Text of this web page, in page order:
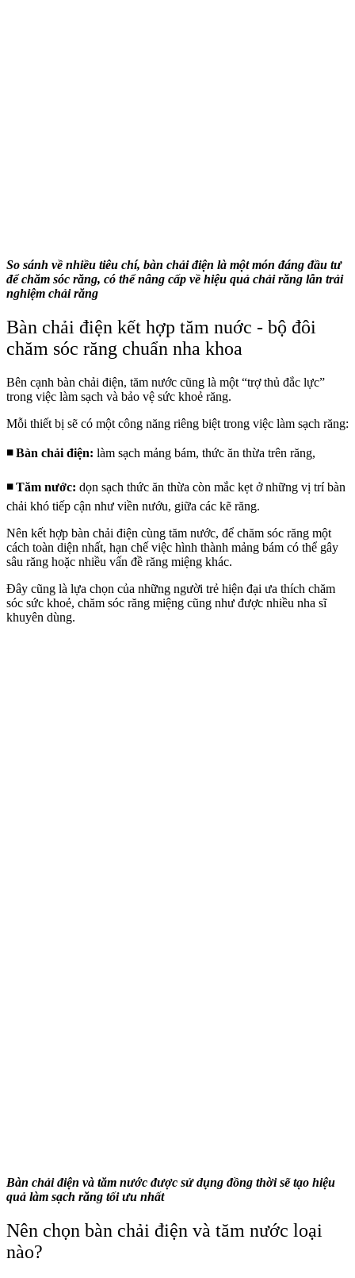
So sánh về nhiều tiêu chí, bàn chải điện là một món đáng đầu tư
để chăm sóc răng, có thể nâng cấp về hiệu quả chải răng lẫn trải
nghiệm chải răng
Bàn chải điện kết hợp tăm nuớc - bộ đôi
chăm sóc răng chuẩn nha khoa
Bên cạnh bàn chải điện, tăm nước cũng là một “trợ thủ đắc lực”
trong việc làm sạch và bảo vệ sức khoẻ răng.
Mỗi thiết bị sẽ có một công năng riêng biệt trong việc làm sạch răng:
◾ Bàn chải điện: làm sạch mảng bám, thức ăn thừa trên răng,
◾ Tăm nước: dọn sạch thức ăn thừa còn mắc kẹt ở những vị trí bàn
chải khó tiếp cận như viền nướu, giữa các kẽ răng.
Nên kết hợp bàn chải điện cùng tăm nước, để chăm sóc răng một
cách toàn diện nhất, hạn chế việc hình thành mảng bám có thể gây
sâu răng hoặc nhiều vấn đề răng miệng khác.
Đây cũng là lựa chọn của những người trẻ hiện đại ưa thích chăm
sóc sức khoẻ, chăm sóc răng miệng cũng như được nhiều nha sĩ
khuyên dùng.
Bàn chải điện và tăm nước được sử dụng đồng thời sẽ tạo hiệu
quả làm sạch răng tối ưu nhất
Nên chọn bàn chải điện và tăm nước loại
nào?